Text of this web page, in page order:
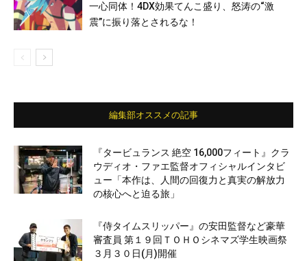
一心同体！4DX効果てんこ盛り、怒涛の“激
震”に振り落とされるな！
編集部オススメの記事
『タービュランス 絶空 16,000フィート』クラ
ウディオ・ファエ監督オフィシャルインタビ
ュー「本作は、人間の回復力と真実の解放力
の核心へと迫る旅」
『侍タイムスリッパー』の安田監督など豪華
審査員 第１９回ＴＯＨＯシネマズ学生映画祭
３月３０日(月)開催